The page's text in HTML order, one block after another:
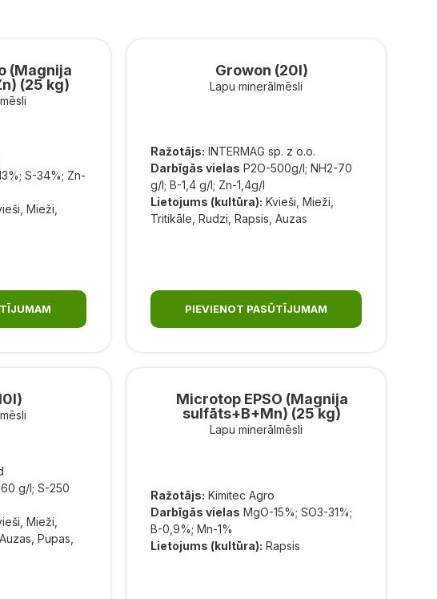
(Magnija
(25 kg)
S-34%; Zn-
Mieži,
Growon (20l)
Lapu minerālmēsli
Ražotājs: INTERMAG sp. z o.o.
Darbīgās vielas P2O-500g/l; NH2-70
g/l; B-1,4 g/l; Zn-1,4g/l
Lietojums (kultūra): Kvieši, Mieži,
Tritikāle, Rudzi, Rapsis, Auzas
PIEVIENOT PASŪTĪJUMAM
g/l; S-250
Mieži,
Pupas,
Microtop EPSO (Magnija
sulfāts+B+Mn) (25 kg)
Lapu minerālmēsli
Ražotājs: Kimitec Agro
Darbīgās vielas MgO-15%; SO3-31%;
B-0,9%; Mn-1%
Lietojums (kultūra): Rapsis